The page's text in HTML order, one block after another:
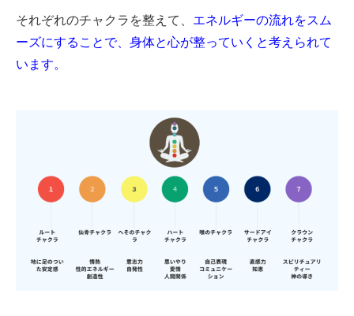
それぞれのチャクラを整えて、 エネルギーの流れをスム
ーズにすることで、身体と心が整っていくと考えられて
います。